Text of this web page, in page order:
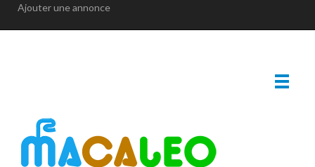
Ajouter une annonce